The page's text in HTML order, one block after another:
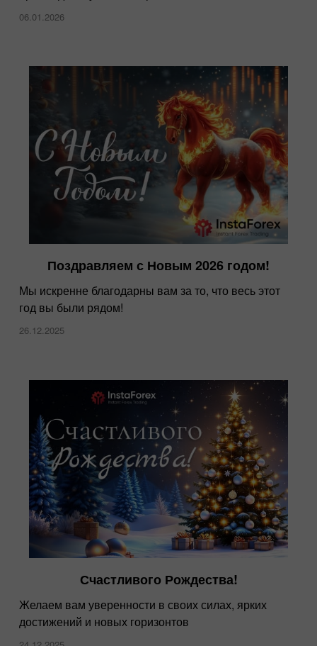
06.01.2026
Поздравляем с Новым 2026 годом!
Мы искренне благодарны вам за то, что весь этот
год вы были рядом!
26.12.2025
Счастливого Рождества!
Желаем вам уверенности в своих силах, ярких
достижений и новых горизонтов